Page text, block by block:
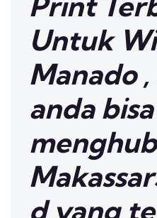
Untuk
Manado
anda bisa
d yang